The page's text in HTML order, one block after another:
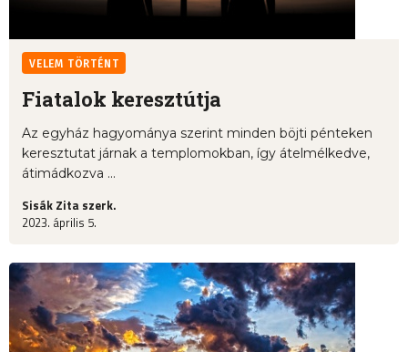
VELEM TÖRTÉNT
Fiatalok keresztútja
Az egyház hagyománya szerint minden böjti pénteken
keresztutat járnak a templomokban, így átelmélkedve,
átimádkozva ...
Sisák Zita szerk.
2023. április 5.